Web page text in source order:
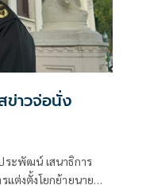
ข่าวจ่อนั่ง
ะพัฒน์ เสนาธิการ
แต่งตั้งโยกย้ายนาย